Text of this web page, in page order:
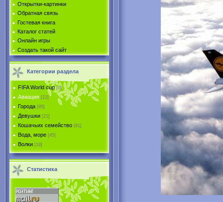
Открытки-картинки
Обратная связь
Гостевая книга
Каталог статей
Онлайн игры
Создать такой сайт
Категории раздела
FIFA World cup [0]
Авиация [22]
Города [95]
Девушки [21]
Кошачьих семейство [81]
Вода, море [45]
Волки [19]
Статистика